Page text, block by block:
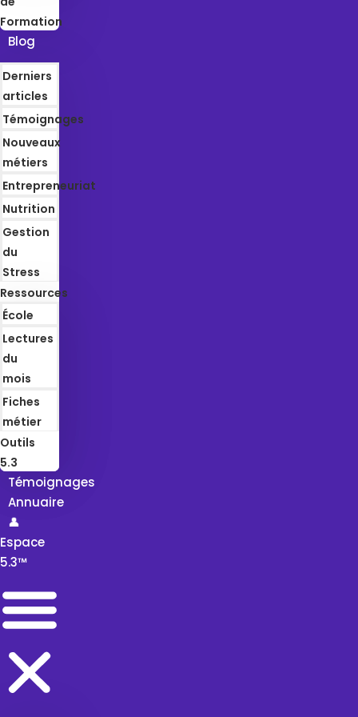
Formation
Blog
Derniers
articles
Témoignages
Nouveaux
métiers
Entrepreneuriat
Nutrition
Gestion
du
Stress
Ressources
École
Lectures
du
mois
Fiches
métier
Outils
5.3
Témoignages
Annuaire
👤
Espace
5.3™